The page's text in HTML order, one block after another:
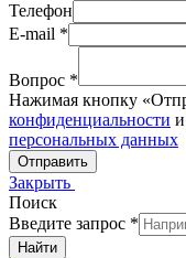
Телефон
E-mail *
Вопрос *
Нажимая кнопку
конфиденциальности и
персональных данных
Закрыть
Поиск
Введите запрос *
Найти